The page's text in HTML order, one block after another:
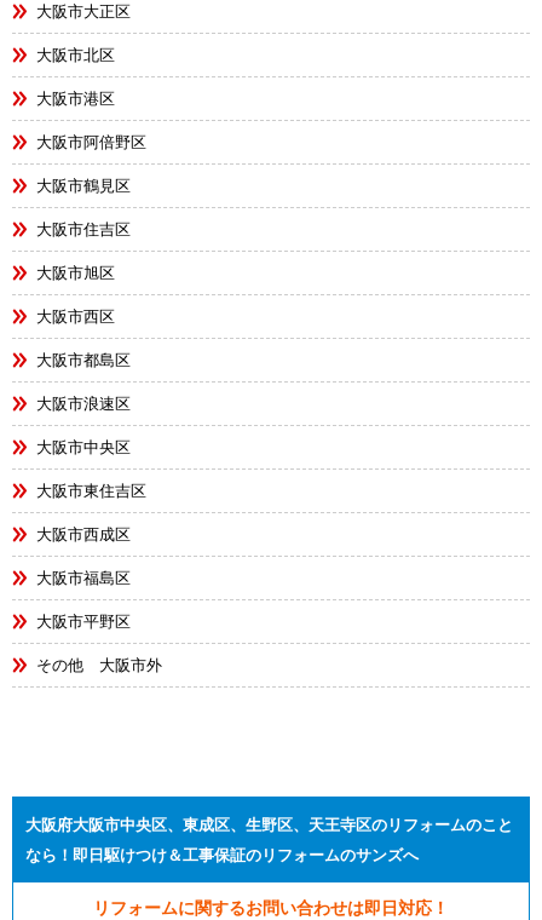
大阪市大正区
大阪市北区
大阪市港区
大阪市阿倍野区
大阪市鶴見区
大阪市住吉区
大阪市旭区
大阪市西区
大阪市都島区
大阪市浪速区
大阪市中央区
大阪市東住吉区
大阪市西成区
大阪市福島区
大阪市平野区
その他 大阪市外
大阪府大阪市中央区、東成区、生野区、天王寺区のリフォームのこと
なら！即日駆けつけ＆工事保証のリフォームのサンズへ
リフォームに関するお問い合わせは即日対応！